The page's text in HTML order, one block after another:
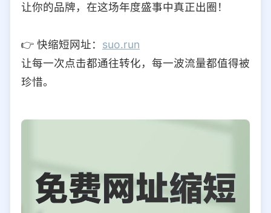
让你的品牌，在这场年度盛事中真正出圈！
👉 快缩短网址： suo.run
让每一次点击都通往转化，每一波流量都值得被
珍惜。